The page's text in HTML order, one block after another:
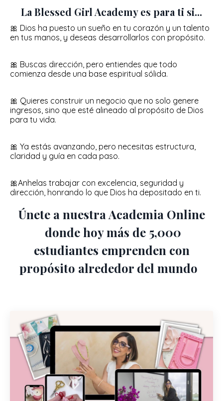
La Blessed Girl Academy es para ti si...
🎀 Dios ha puesto un sueño en tu corazón y un talento
en tus manos, y deseas desarrollarlos con propósito.
🎀 Buscas dirección, pero entiendes que todo
comienza desde una base espiritual sólida.
🎀 Quieres construir un negocio que no solo genere
ingresos, sino que esté alineado al propósito de Dios
para tu vida.
🎀 Ya estás avanzando, pero necesitas estructura,
claridad y guía en cada paso.
🎀Anhelas trabajar con excelencia, seguridad y
dirección, honrando lo que Dios ha depositado en ti.
Únete a nuestra Academia Online
donde hoy más de 5,000
estudiantes emprenden con
propósito alrededor del mundo